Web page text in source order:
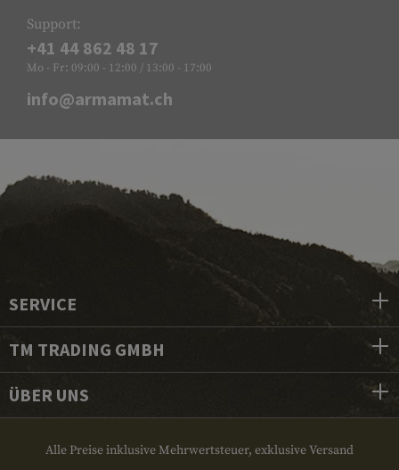
Support:
+41 44 862 48 17
Mo - Fr: 09:00 - 12:00 / 13:00 - 17:00
info@armamat.ch
SERVICE
TM TRADING GMBH
ÜBER UNS
Alle Preise inklusive Mehrwertsteuer, exklusive Versand